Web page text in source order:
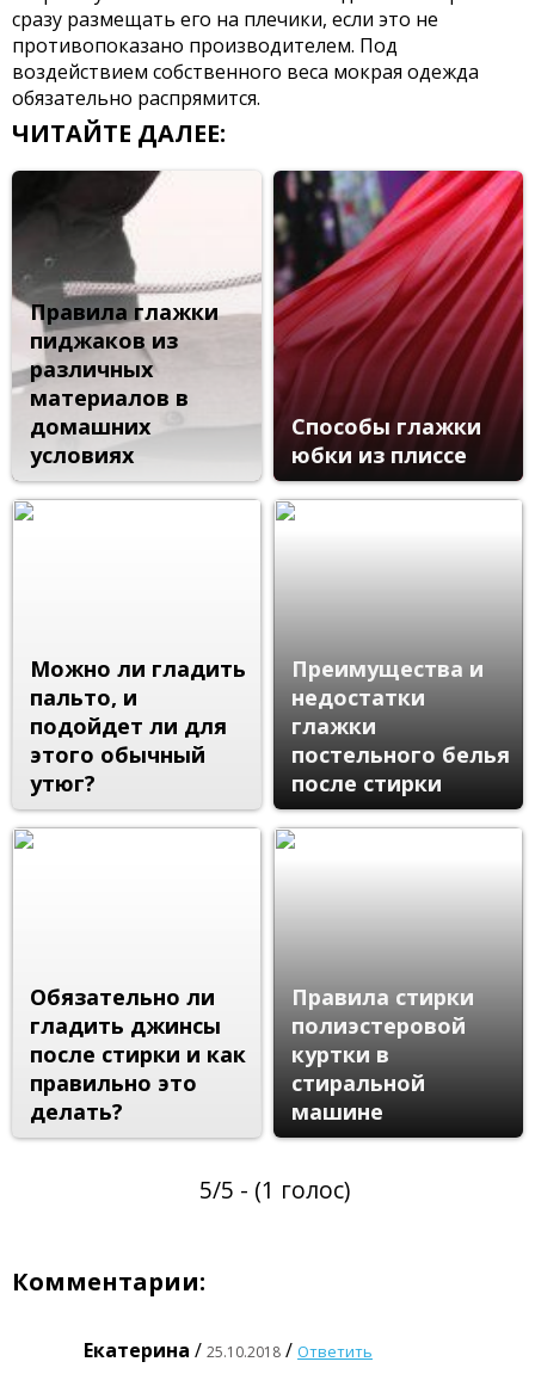
сразу размещать его на плечики, если это не
противопоказано производителем. Под
воздействием собственного веса мокрая одежда
обязательно распрямится.
ЧИТАЙТЕ ДАЛЕЕ:
Правила глажки
пиджаков из
различных
материалов в
домашних
условиях
Способы глажки
юбки из плиссе
Можно ли гладить
пальто, и
подойдет ли для
этого обычный
утюг?
Преимущества и
недостатки
глажки
постельного белья
после стирки
Обязательно ли
гладить джинсы
после стирки и как
правильно это
делать?
Правила стирки
полиэстеровой
куртки в
стиральной
машине
5/5 - (1 голос)
Комментарии:
Екатерина / 25.10.2018 / Ответить